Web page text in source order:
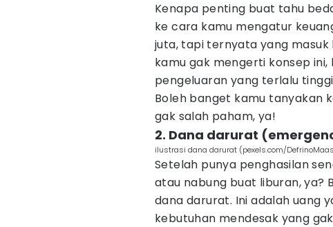
Kenapa penting buat tahu
ke cara kamu mengatur
juta, tapi ternyata yang masuk
kamu gak mengerti konsep
pengeluaran yang terlalu
Boleh banget kamu tanyakan
gak salah paham, ya!
2. Dana darurat
ilustrasi dana darurat (pexels.com/
Setelah punya penghasilan
atau nabung buat liburan, ya?
dana darurat. Ini adalah uang
kebutuhan mendesak yang